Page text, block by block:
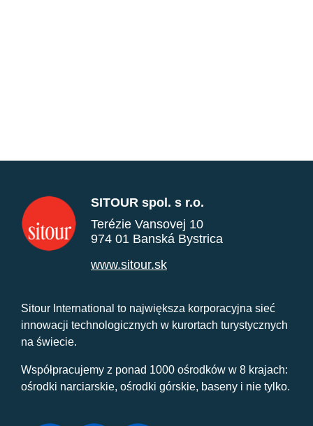
SITOUR spol. s r.o.
Terézie Vansovej 10
974 01 Banská Bystrica
www.sitour.sk
Sitour International to największa korporacyjna sieć
innowacji technologicznych w kurortach turystycznych
na świecie.
Współpracujemy z ponad 1000 ośrodków w 8 krajach:
ośrodki narciarskie, ośrodki górskie, baseny i nie tylko.